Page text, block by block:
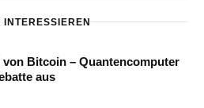
Bitcoin – Quantencomputer
aus